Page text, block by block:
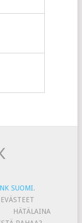
SUOMI.
EVÄSTEET
HÄTÄLAINA